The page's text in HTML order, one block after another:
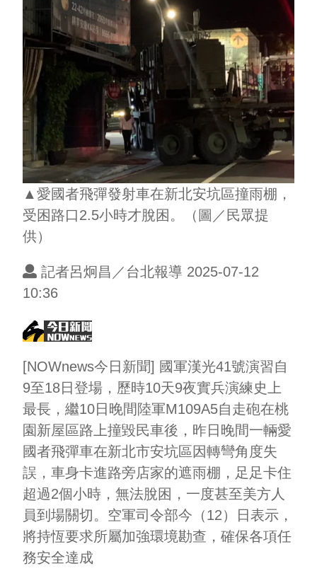
▲愛國者飛彈發射車在新北安坑區撞雨棚，
受困路口2.5小時才脫困。（圖／民眾提
供）
記者呂炯昌／台北報導 2025-07-12
10:36
[NOWnews今日新聞] 國軍漢光41號演習自
9至18日登場，歷時10天9夜實兵演練史上
最長，繼10日晚間陸軍M109A5自走砲在桃
園新屋區路上撞毀民車後，昨日晚間一輛愛
國者飛彈車在新北市安坑區因轉彎角度失
誤，車身卡進路旁店家的遮雨棚，足足卡住
超過2個小時，無法脫困，一度甚至美方人
員到場關切。空軍司令部今（12）日表示，
將持恆要求所屬加強環境勘查，確保各項任
務安全達成